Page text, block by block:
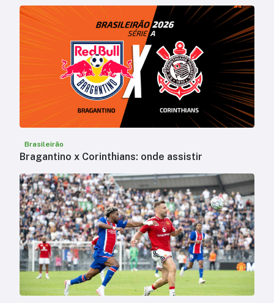
Brasileirão
Bragantino x Corinthians: onde assistir